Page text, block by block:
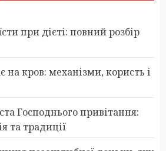
при дієті: повний розбір
на кров: механізми, користь і
Господнього привітання:
та традиції